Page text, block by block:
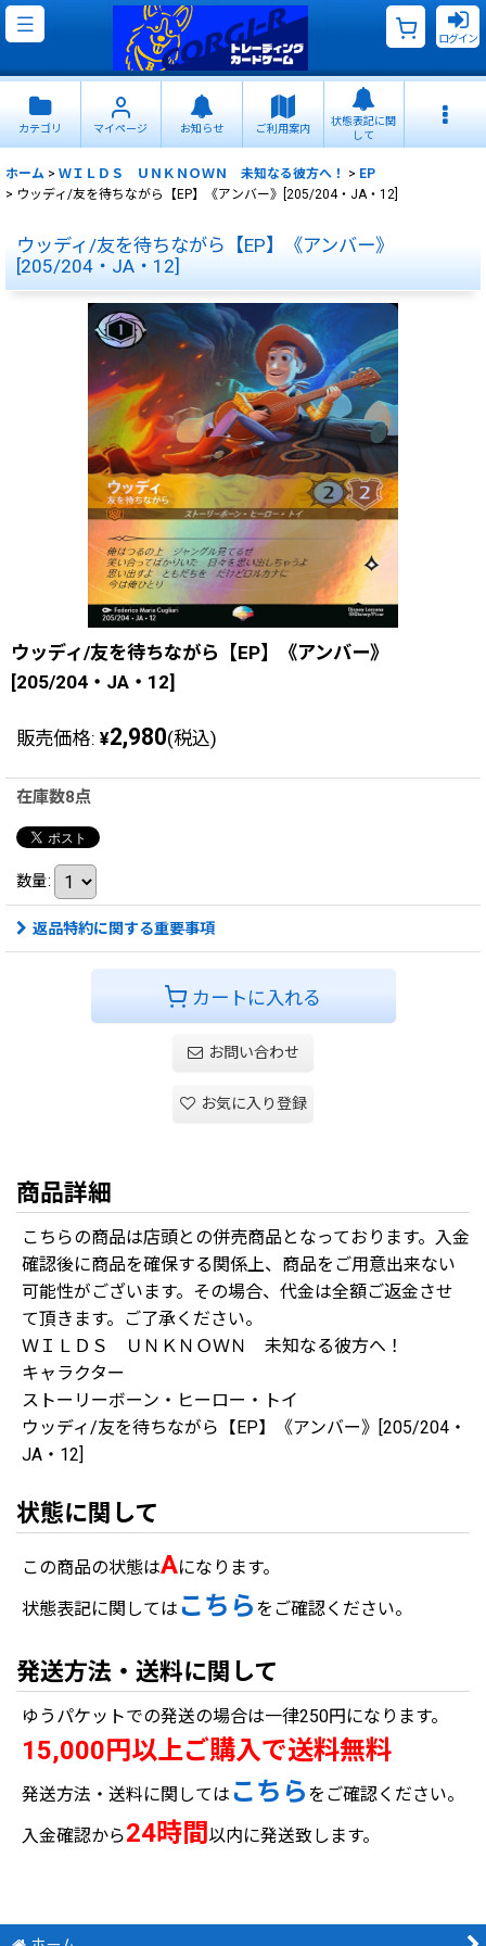
ログイン
カテゴリ マイページ お知らせ ご利用案内
状態表記に関
して
ホーム > ＷＩＬＤＳ ＵＮＫＮＯＷＮ 未知なる彼方へ！ > EP
> ウッディ/友を待ちながら【EP】《アンバー》[205/204・JA・12]
ウッディ/友を待ちながら【EP】《アンバー》
[205/204・JA・12]
ウッディ/友を待ちながら【EP】《アンバー》
[205/204・JA・12]
販売価格: ¥2,980(税込)
在庫数8点
数量:
返品特約に関する重要事項
カートに入れる
お問い合わせ
お気に入り登録
商品詳細
こちらの商品は店頭との併売商品となっております。入金
確認後に商品を確保する関係上、商品をご用意出来ない
可能性がございます。その場合、代金は全額ご返金させ
て頂きます。ご了承ください。
ＷＩＬＤＳ ＵＮＫＮＯＷＮ 未知なる彼方へ！
キャラクター
ストーリーボーン・ヒーロー・トイ
ウッディ/友を待ちながら【EP】《アンバー》[205/204・
JA・12]
状態に関して
この商品の状態はAになります。
状態表記に関しては こちら をご確認ください。
発送方法・送料に関して
ゆうパケットでの発送の場合は一律250円になります。
15,000円以上ご購入で送料無料
発送方法・送料に関しては こちら をご確認ください。
入金確認から24時間 以内に発送致します。